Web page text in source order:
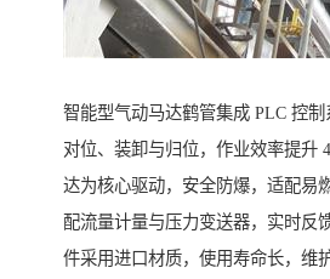
智能型气动马达鹤管集成 PLC 控
对位、装卸与归位，作业效率提升
达为核心驱动，安全防爆，适配易
配流量计量与压力变送器，实时反
件采用进口材质，使用寿命长，维